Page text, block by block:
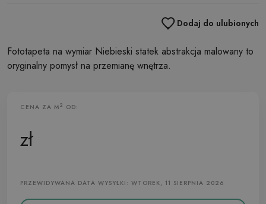
Dodaj do ulubionych
Fototapeta na wymiar Niebieski statek abstrakcja malowany to
oryginalny pomysł na przemianę wnętrza.
CENA ZA M2 OD:
zł
PRZEWIDYWANA DATA WYSYŁKI: WTOREK, 11 SIERPNIA 2026